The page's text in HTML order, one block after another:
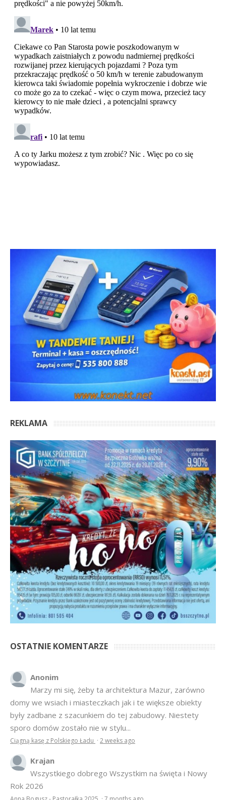
REKLAMA
OSTATNIE KOMENTARZE
Anonim
Marzy mi się, żeby ta architektura Mazur, zarówno
domy we wsiach i miasteczkach jak i te większe obiekty
były zadbane z szacunkiem do tej zabudowy. Niestety
sporo domów zostało nie w stylu...
Ciągną kasę z Polskiego Ładu · 2 weeks ago
Krajan
Wszystkiego dobrego Wszystkim na święta i Nowy
Rok 2026